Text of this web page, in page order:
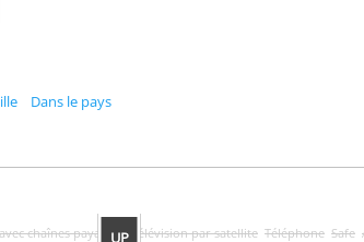
UP
Dans le pays
chaînes payantes Télévision par satellite Téléphone Safe